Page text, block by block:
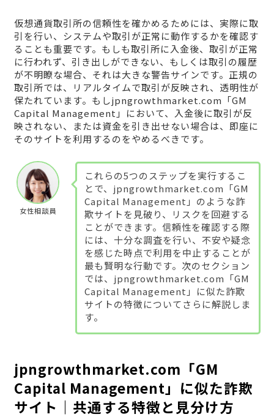
仮想通貨取引所の信頼性を確かめるためには、実際に取
引を行い、システムや取引が正常に動作するかを確認す
ることも重要です。もしも取引所に入金後、取引が正常
に行われず、引き出しができない、もしくは取引の履歴
が不明瞭な場合、それは大きな警告サインです。正規の
取引所では、リアルタイムで取引が反映され、透明性が
保たれています。もしjpngrowthmarket.com「GM
Capital Management」において、入金後に取引が反
映されない、または資金を引き出せない場合は、即座に
そのサイトを利用するのをやめるべきです。
女性相談員
これらの5つのステップを実行するこ
とで、jpngrowthmarket.com「GM
Capital Management」のような詐
欺サイトを見破り、リスクを回避する
ことができます。信頼性を確認する際
には、十分な調査を行い、不安や疑念
を感じた時点で利用を中止することが
最も賢明な行動です。次のセクション
では、jpngrowthmarket.com「GM
Capital Management」に似た詐欺
サイトの特徴についてさらに解説しま
す。
jpngrowthmarket.com「GM
Capital Management」に似た詐欺
サイト｜共通する特徴と見分け方